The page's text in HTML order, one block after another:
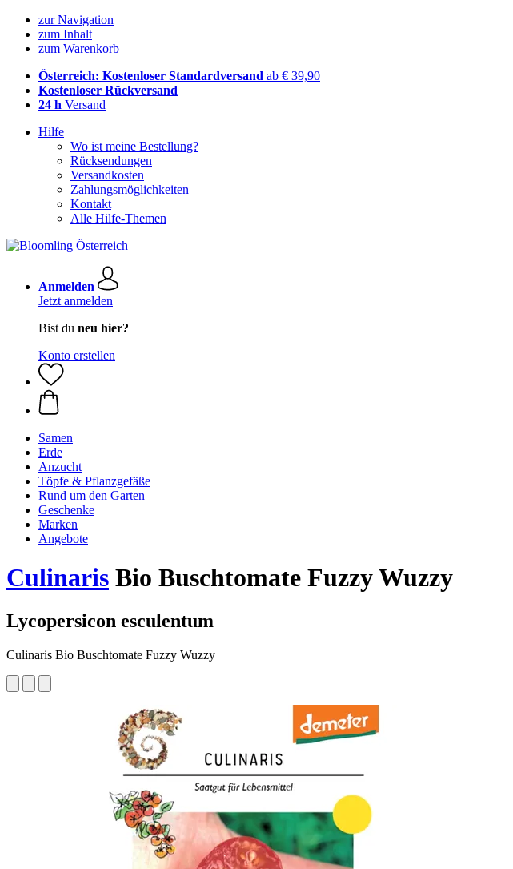
zur Navigation
zum Inhalt
zum Warenkorb
Österreich: Kostenloser Standardversand ab € 39,90
Kostenloser Rückversand
24 h Versand
Hilfe
Wo ist meine Bestellung?
Rücksendungen
Versandkosten
Zahlungsmöglichkeiten
Kontakt
Alle Hilfe-Themen
Anmelden
Jetzt anmelden
Bist du neu hier?
Konto erstellen
Samen
Erde
Anzucht
Töpfe & Pflanzgefäße
Rund um den Garten
Geschenke
Marken
Angebote
Culinaris Bio Buschtomate Fuzzy Wuzzy
Lycopersicon esculentum
Culinaris Bio Buschtomate Fuzzy Wuzzy